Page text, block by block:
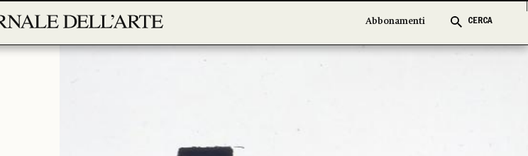
Abbonamenti CERCA
Abbonamenti CERCA